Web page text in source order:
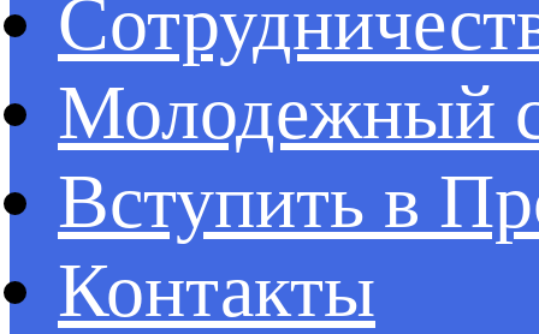
Молодежный
Вступить в
Контакты